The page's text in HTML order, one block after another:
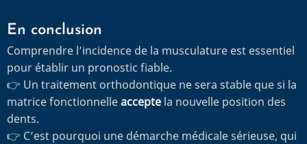
En conclusion
Comprendre l’incidence de la musculature est essentiel
pour établir un pronostic fiable.
👉 Un traitement orthodontique ne sera stable que si la
matrice fonctionnelleaccepte la nouvelle position des
dents.
👉 C’est pourquoi une démarche médicale sérieuse, qui